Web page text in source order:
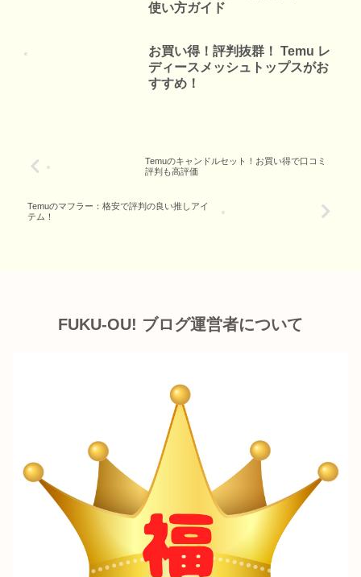
使い方ガイド
お買い得！評判抜群！ Temu レ
ディースメッシュトップスがお
すすめ！
Temuのキャンドルセット！お買い得で口コミ
評判も高評価
Temuのマフラー：格安で評判の良い推しアイ
テム！
FUKU-OU! ブログ運営者について